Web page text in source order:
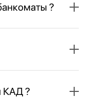
?
КАД ?